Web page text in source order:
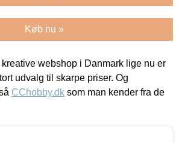
Køb nu »
webshop i Danmark lige nu er
udvalg til skarpe priser. Og
CChobby.dk som man kender fra de